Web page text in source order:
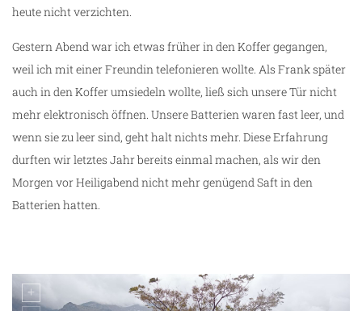
heute nicht verzichten.
Gestern Abend war ich etwas früher in den Koffer gegangen,
weil ich mit einer Freundin telefonieren wollte. Als Frank später
auch in den Koffer umsiedeln wollte, ließ sich unsere Tür nicht
mehr elektronisch öffnen. Unsere Batterien waren fast leer, und
wenn sie zu leer sind, geht halt nichts mehr. Diese Erfahrung
durften wir letztes Jahr bereits einmal machen, als wir den
Morgen vor Heiligabend nicht mehr genügend Saft in den
Batterien hatten.